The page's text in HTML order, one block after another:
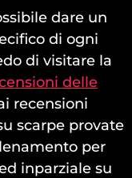
dare un
di ogni
di visitare la
delle
recensioni
scarpe provate
per
inparziale su